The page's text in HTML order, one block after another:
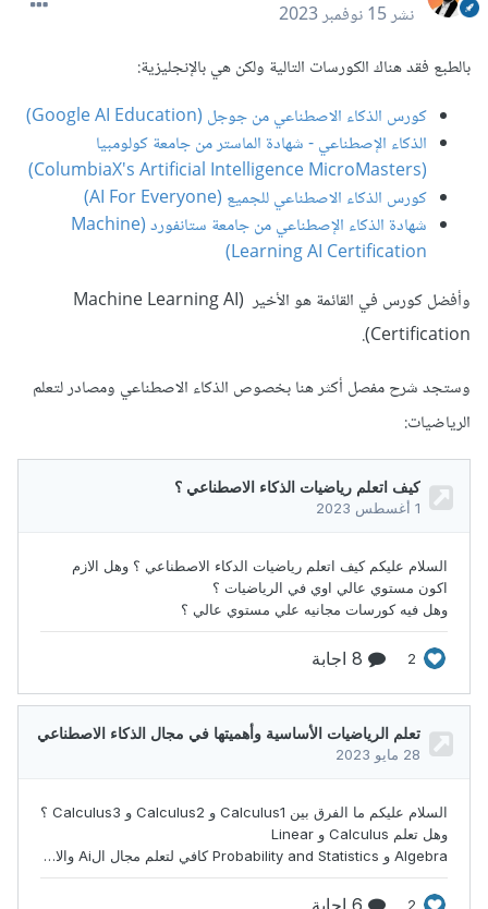
نشر15 نوفمبر 2023
بالطبع فقد هناك الكورسات التالية ولكن هي بالإنجليزية:
كورس الذكاء الاصطناعي من جوجل (Google AI Education)
الذكاء الإصطناعي - شهادة الماستر من جامعة كولومبيا
كورس الذكاء الاصطناعي للجميع (AI For Everyone)
شهادة الذكاء الإصطناعي من جامعة ستانفورد (Machine
Learning AI Certification)
وأفضل كورس في القائمة هو الأخير (Machine Learning AI
Certification).
وستجد شرح مفصل أكثر هنا بخصوص الذكاء الاصطناعي ومصادر لتعلم
الرياضيات: